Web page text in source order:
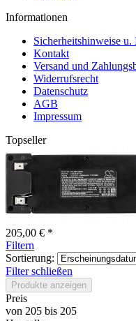
Informationen
Sicherheitshinweise
Kontakt
Versand und
Widerrufsrecht
Datenschutz
AGB
Impressum
Topseller
205,00 € *
Filtern
Sortierung:
Filter schließen
Produkte anzeigen
Preis
von 205 bis 205